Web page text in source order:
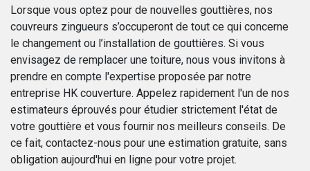
Lorsque vous optez pour de nouvelles gouttières, nos
couvreurs zingueurs s’occuperont de tout ce qui concerne
le changement ou l’installation de gouttières. Si vous
envisagez de remplacer une toiture, nous vous invitons à
prendre en compte l'expertise proposée par notre
entreprise HK couverture. Appelez rapidement l'un de nos
estimateurs éprouvés pour étudier strictement l'état de
votre gouttière et vous fournir nos meilleurs conseils. De
ce fait, contactez-nous pour une estimation gratuite, sans
obligation aujourd'hui en ligne pour votre projet.